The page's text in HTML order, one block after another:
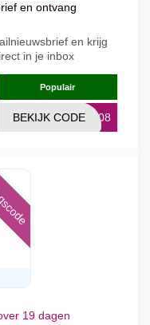
en ontvang
en krijg
in je inbox
Populair
0908
BEKIJK CODE
19 dagen